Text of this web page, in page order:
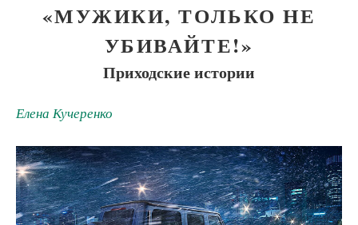
«МУЖИКИ, ТОЛЬКО НЕ
УБИВАЙТЕ!»
Приходские истории
Елена Кучеренко